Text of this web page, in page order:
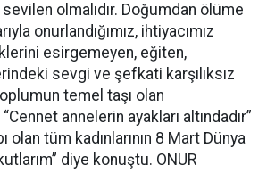
olmalıdır. Doğumdan ölüme
onurlandığımız, ihtiyacımız
esirgemeyen, eğiten,
sevgi ve şefkati karşılıksız
temel taşı olan
annelerin ayakları altındadır”
olan tüm kadınlarının 8 Mart Dünya
diye konuştu. ONUR